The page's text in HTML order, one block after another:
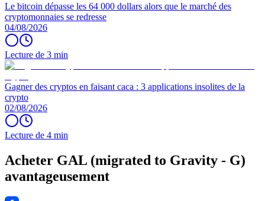
Le bitcoin dépasse les 64 000 dollars alors que le marché des
cryptomonnaies se redresse
04/08/2026
Lecture de 3 min
Gagner des cryptos en faisant caca : 3 applications insolites de la
crypto
02/08/2026
Lecture de 4 min
Acheter GAL (migrated to Gravity - G)
avantageusement